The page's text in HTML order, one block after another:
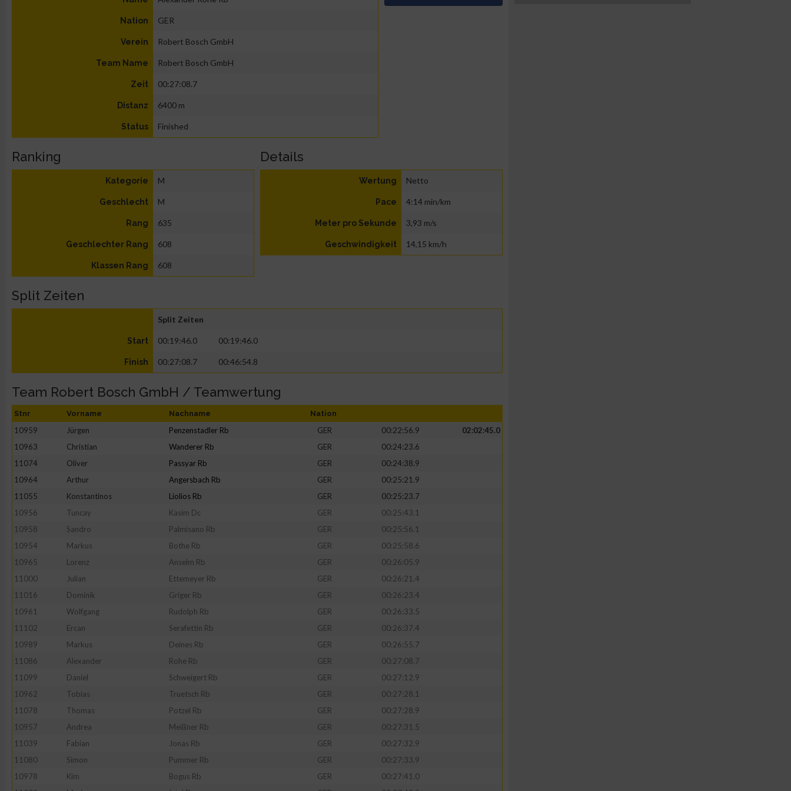
Nation GER
Verein Robert Bosch GmbH
Team Name Robert Bosch GmbH
Zeit 00:27:08.7
Distanz 6400 m
Status Finished
Ranking
Kategorie M
Geschlecht M
Rang 635
Geschlechter Rang 608
Klassen Rang 608
Details
Wertung Netto
Pace 4:14 min/km
Meter pro Sekunde 3,93 m/s
Geschwindigkeit 14,15 km/h
Split Zeiten
Split Zeiten
Start 00:19:46.0 00:19:46.0
Finish 00:27:08.7 00:46:54.8
Team Robert Bosch GmbH / Teamwertung
Stnr Vorname Nachname Nation
10959 Jürgen Penzenstadler Rb GER 00:22:56.9
02:02:45.0
10963
Christian Wanderer Rb GER
00:24:23.6
11074
Oliver Passyar Rb GER
00:24:38.9
10964
Arthur Angersbach Rb GER
00:25:21.9
11055
Konstantinos Liolios Rb GER
00:25:23.7
10956
Tuncay Kasim Dc GER
00:25:43.1
10958
Sandro Palmisano Rb GER
00:25:56.1
10954
Markus Bothe Rb GER
00:25:58.6
10965
Lorenz Anselm Rb GER
00:26:05.9
11000
Julian Ettemeyer Rb GER
00:26:21.4
11016
Dominik Griger Rb GER
00:26:23.4
10961
Wolfgang Rudolph Rb GER
00:26:33.5
11102
Ercan Serafettin Rb GER
00:26:37.4
10989
Markus Deines Rb GER
00:26:55.7
11086
Alexander Rohe Rb GER
00:27:08.7
11099
Daniel Schweigert Rb GER
00:27:12.9
10962
Tobias Truetsch Rb GER
00:27:28.1
11078
Thomas Potzel Rb GER
00:27:28.9
10957
Andrea Meißner Rb GER
00:27:31.5
11039
Fabian Jonas Rb GER
00:27:32.9
11080
Simon Pummer Rb GER
00:27:33.9
10978
Kim Bogus Rb GER
00:27:41.0